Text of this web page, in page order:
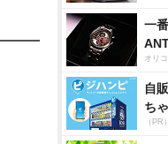
一
オリ
自
ち
（PR